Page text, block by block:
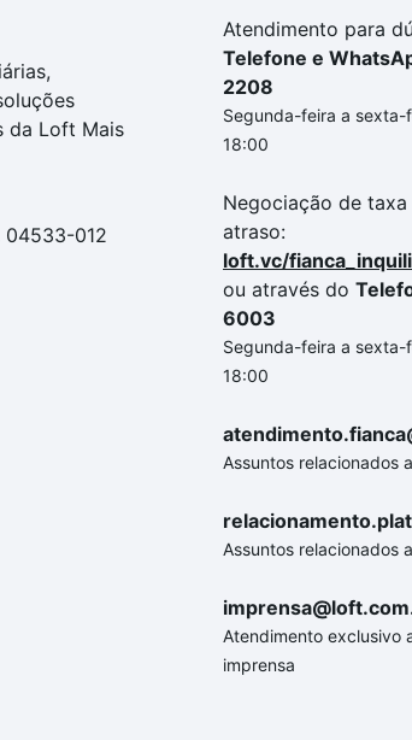
da Loft Mais
04533-012
Atendimento para
Telefone e
2208
Segunda-feira a
18:00
Negociação de
atraso:
loft.vc/
ou através do
6003
Segunda-feira a
18:00
Assuntos relacionados
Assuntos relacionados
Atendimento exclusivo
imprensa